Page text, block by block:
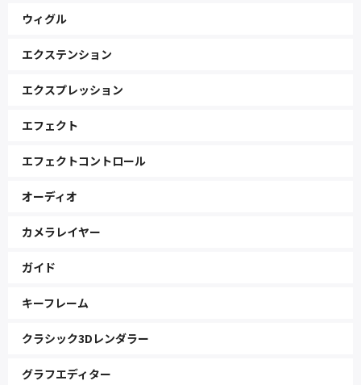
ウィグル
エクステンション
エクスプレッション
エフェクト
エフェクトコントロール
オーディオ
カメラレイヤー
ガイド
キーフレーム
クラシック3Dレンダラー
グラフエディター